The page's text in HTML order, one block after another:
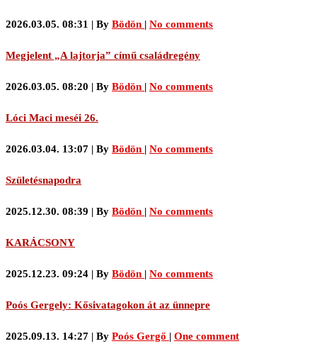
2026.03.05. 08:31 | By Bödön | No comments
Megjelent „A lajtorja” című családregény
2026.03.05. 08:20 | By Bödön | No comments
Lóci Maci meséi 26.
2026.03.04. 13:07 | By Bödön | No comments
Születésnapodra
2025.12.30. 08:39 | By Bödön | No comments
KARÁCSONY
2025.12.23. 09:24 | By Bödön | No comments
Poós Gergely: Kősivatagokon át az ünnepre
2025.09.13. 14:27 | By Poós Gergő | One comment